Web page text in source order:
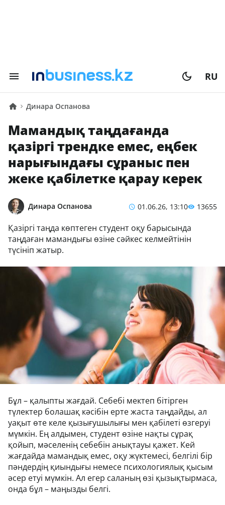
RU
Динара Оспанова
Мамандық таңдағанда
қазіргі трендке емес, еңбек
нарығындағы сұраныс пен
жеке қабілетке қарау керек
Динара Оспанова 01.06.26, 13:10 13655
Қазіргі таңда көптеген студент оқу барысында
таңдаған мамандығы өзіне сәйкес келмейтінін
түсініп жатыр.
Бұл – қалыпты жағдай. Себебі мектеп бітірген
түлектер болашақ кәсібін ерте жаста таңдайды, ал
уақыт өте келе қызығушылығы мен қабілеті өзгеруі
мүмкін. Ең алдымен, студент өзіне нақты сұрақ
қойып, мәселенің себебін анықтауы қажет. Кей
жағдайда мамандық емес, оқу жүктемесі, белгілі бір
пәндердің қиындығы немесе психологиялық қысым
әсер етуі мүмкін. Ал егер саланың өзі қызықтырмаса,
онда бұл – маңызды белгі.